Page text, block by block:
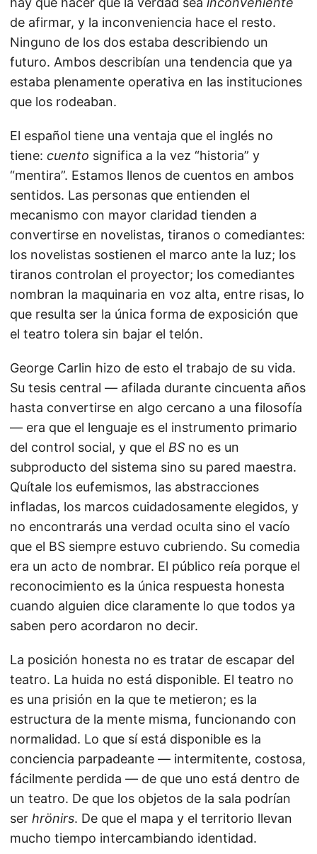
de afirmar, y la inconveniencia hace el resto.
Ninguno de los dos estaba describiendo un
futuro. Ambos describían una tendencia que ya
estaba plenamente operativa en las instituciones
que los rodeaban.
El español tiene una ventaja que el inglés no
tiene: cuento significa a la vez “historia” y
“mentira”. Estamos llenos de cuentos en ambos
sentidos. Las personas que entienden el
mecanismo con mayor claridad tienden a
convertirse en novelistas, tiranos o comediantes:
los novelistas sostienen el marco ante la luz; los
tiranos controlan el proyector; los comediantes
nombran la maquinaria en voz alta, entre risas, lo
que resulta ser la única forma de exposición que
el teatro tolera sin bajar el telón.
George Carlin hizo de esto el trabajo de su vida.
Su tesis central — afilada durante cincuenta años
hasta convertirse en algo cercano a una filosofía
— era que el lenguaje es el instrumento primario
del control social, y que el BS no es un
subproducto del sistema sino su pared maestra.
Quítale los eufemismos, las abstracciones
infladas, los marcos cuidadosamente elegidos, y
no encontrarás una verdad oculta sino el vacío
que el BS siempre estuvo cubriendo. Su comedia
era un acto de nombrar. El público reía porque el
reconocimiento es la única respuesta honesta
cuando alguien dice claramente lo que todos ya
saben pero acordaron no decir.
La posición honesta no es tratar de escapar del
teatro. La huida no está disponible. El teatro no
es una prisión en la que te metieron; es la
estructura de la mente misma, funcionando con
normalidad. Lo que sí está disponible es la
conciencia parpadeante — intermitente, costosa,
fácilmente perdida — de que uno está dentro de
un teatro. De que los objetos de la sala podrían
ser hrönirs. De que el mapa y el territorio llevan
mucho tiempo intercambiando identidad.